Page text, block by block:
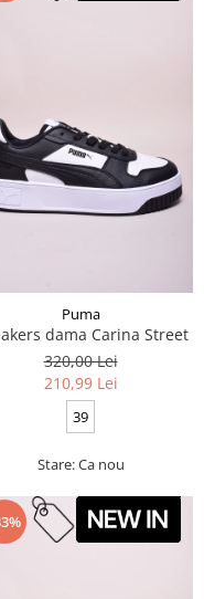
Puma
dama Carina Street
320,00 Lei
210,99 Lei
39
Stare: Ca nou